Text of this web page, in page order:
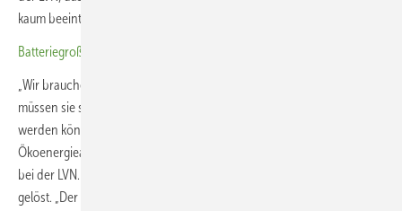
kaum beeinträchtigt.
Batteriegroßspeicher: Kapazität soll sich 2026 verfünffachen
„Wir brauchen deutlich mehr Speicher im Energiesystem – aber wir
müssen sie so integrieren, dass die Netze jederzeit stabil betrieben
werden können und die Speicher nicht um Anschlüsse mit
Ökoenergieanlagen konkurrieren“, sagt Barbara Plura, Projektleiterin
bei der LVN. Mit der netzneutralen Fahrweise wird dieser Zielkonflikt
gelöst. „Der erste Anschluss in Balzhausen zeigt: Speicherhochlauf